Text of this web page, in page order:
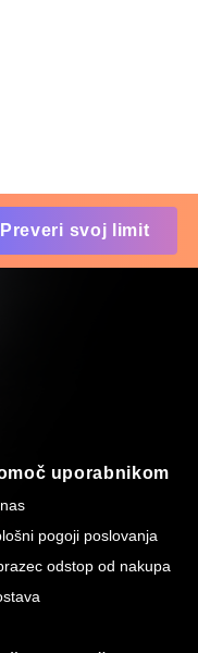
Preveri svoj limit
uporabnikom
pogoji poslovanja
odstop od nakupa